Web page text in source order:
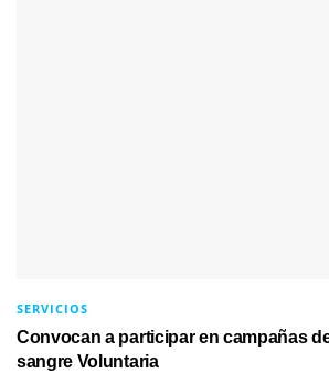
SERVICIOS
Convocan a participar en campañas
sangre Voluntaria